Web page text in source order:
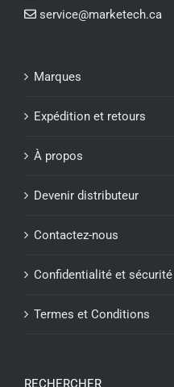
service@marketech.ca
Marques
Expédition et retours
À propos
Devenir distributeur
Contactez-nous
Confidentialité et sécurité
Termes et Conditions
RECHERCHER